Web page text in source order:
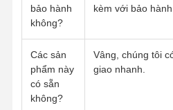
Các bộ phận động cơ Kubota
Bộ phận động cơ Cummins
YANMAR Bộ phận động cơ
Bộ phận động cơ máy đào
bảo hành
không?
kèm với bảo hành
Các sản
phẩm này
có sẵn
không?
Vâng, chúng tôi
giao nhanh.